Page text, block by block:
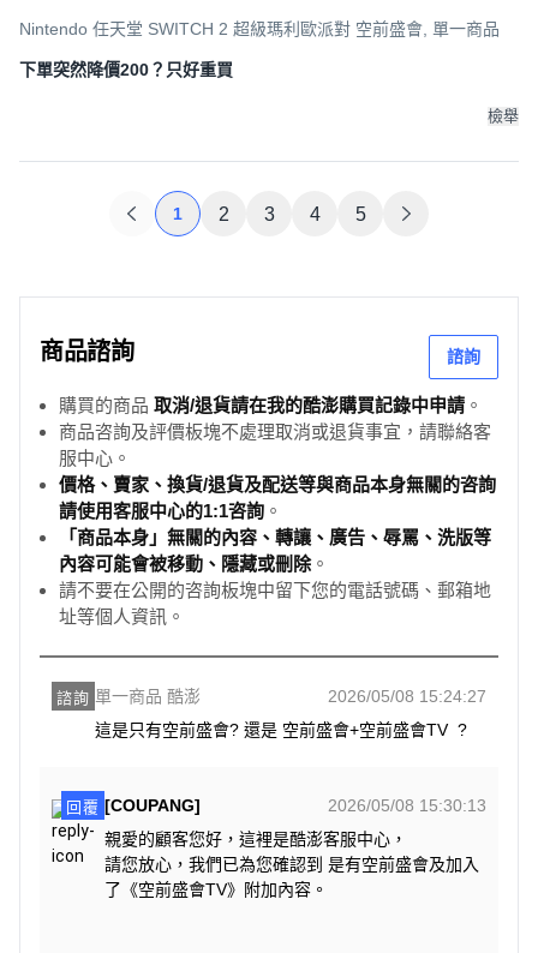
Nintendo 任天堂 SWITCH 2 超級瑪利歐派對 空前盛會, 單一商品
下單突然降價200？只好重買
檢舉
1 2 3 4 5
商品諮詢 諮詢
購買的商品 取消/退貨請在我的酷澎購買記錄中申請 。
商品咨詢及評價板塊不處理取消或退貨事宜，請聯絡客
服中心。
價格、賣家、換貨/退貨及配送等與商品本身無關的咨詢
請使用客服中心的1:1咨詢 。
「商品本身」無關的內容、轉讓、廣告、辱罵、洗版等
內容可能會被移動、隱藏或刪除。
請不要在公開的咨詢板塊中留下您的電話號碼、郵箱地
址等個人資訊。
諮詢 單一商品 酷澎
2026/05/08 15:24:27
這是只有空前盛會? 還是 空前盛會+空前盛會TV  ?
回覆 [COUPANG]
2026/05/08 15:30:13
親愛的顧客您好，這裡是酷澎客服中心，
請您放心，我們已為您確認到 是有空前盛會及加入
了《空前盛會TV》附加內容。